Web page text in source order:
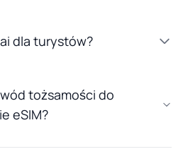
dla turystów?
tożsamości do
eSIM?